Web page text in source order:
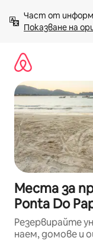
към
съдържанието
Показване на
Места за
Ponta Do
Резервирайте
наем, домове и